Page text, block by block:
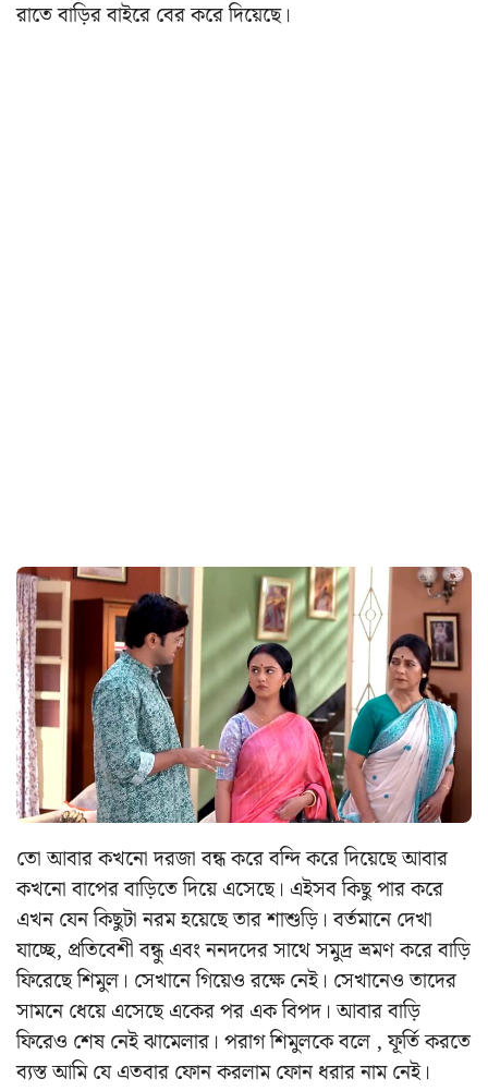
রাতে বাড়ির বাইরে বের করে দিয়েছে।
তো আবার কখনো দরজা বন্ধ করে বন্দি করে দিয়েছে আবার
কখনো বাপের বাড়িতে দিয়ে এসেছে। এইসব কিছু পার করে
এখন যেন কিছুটা নরম হয়েছে তার শাশুড়ি। বর্তমানে দেখা
যাচ্ছে, প্রতিবেশী বন্ধু এবং ননদদের সাথে সমুদ্র ভ্রমণ করে বাড়ি
ফিরেছে শিমুল। সেখানে গিয়েও রক্ষে নেই। সেখানেও তাদের
সামনে ধেয়ে এসেছে একের পর এক বিপদ। আবার বাড়ি
ফিরেও শেষ নেই ঝামেলার। পরাগ শিমুলকে বলে , ফূর্তি করতে
ব্যস্ত আমি যে এতবার ফোন করলাম ফোন ধরার নাম নেই।